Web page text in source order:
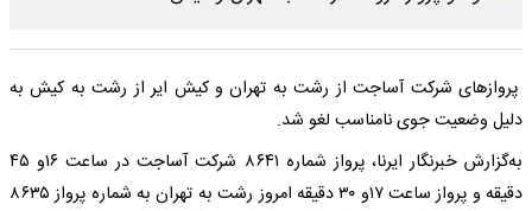
پروازهای شرکت آساجت از رشت به تهران و کیش ایر از رشت به کیش به
دلیل وضعیت جوی نامناسب لغو شد.
به‌گزارش خبرنگار ایرنا، پرواز شماره ۸۶۴۱ شرکت آساجت در ساعت ۱۶و ۴۵
دقیقه و پرواز ساعت ۱۷و ۳۰ دقیقه امروز رشت به تهران به شماره پرواز ۸۶۳۵